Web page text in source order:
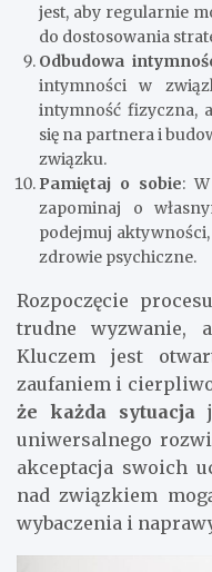
jest, aby regularnie
do dostosowania
Odbudowa
intymności w
intymność fizyczna,
się na partnera i
związku.
Pamiętaj o sobie:
zapominaj o
podejmuj
zdrowie psychiczne.
Rozpoczęcie
trudne wyzwanie,
Kluczem jest
zaufaniem i
że każda sytuacja
uniwersalnego
akceptacja swoich
nad związkiem
wybaczenia i